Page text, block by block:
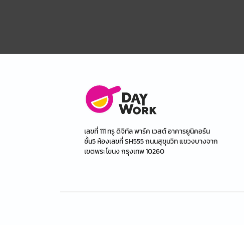
เลขที่ 111 ทรู ดิจิทัล พาร์ค เวสต์ อาคารยูนิคอร์น
ชั้น5 ห้องเลขที่ SH555 ถนนสุขุมวิท แขวงบางจาก
เขตพระโขนง กรุงเทพ 10260